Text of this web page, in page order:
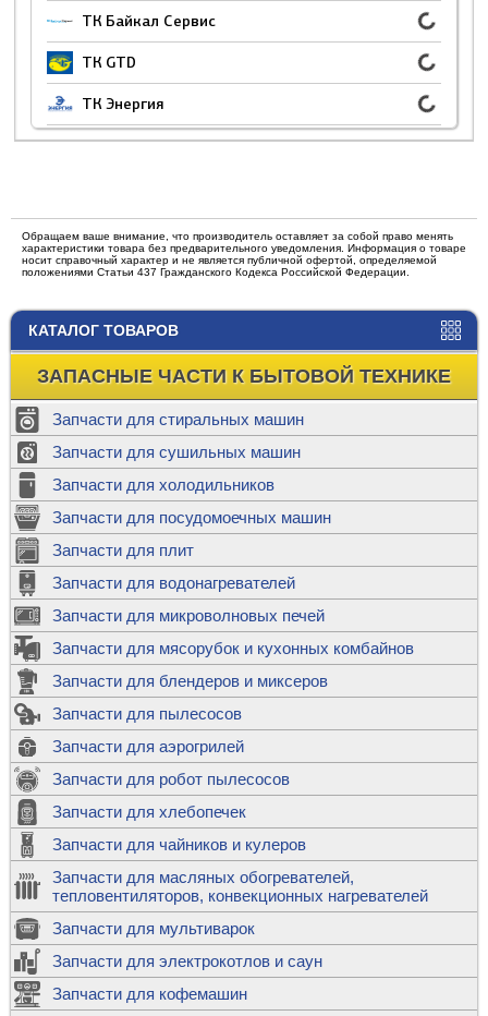
КАТАЛОГ ТОВАРОВ
ЗАПАСНЫЕ ЧАСТИ К БЫТОВОЙ ТЕХНИКЕ
Запчасти для стиральных машин
Запчасти для сушильных машин
Запчасти для холодильников
Запчасти для посудомоечных машин
Запчасти для плит
Запчасти для водонагревателей
Запчасти для микроволновых печей
Запчасти для мясорубок и кухонных комбайнов
Запчасти для блендеров и миксеров
Запчасти для пылесосов
Запчасти для аэрогрилей
Запчасти для робот пылесосов
Запчасти для хлебопечек
Запчасти для чайников и кулеров
Запчасти для масляных обогревателей,
тепловентиляторов, конвекционных нагревателей
Запчасти для мультиварок
Запчасти для электрокотлов и саун
Запчасти для кофемашин
ТК Байкал Сервис
ТК GTD
ТК Энергия
Обращаем ваше внимание, что производитель оставляет за собой право менять
характеристики товара без предварительного уведомления. Информация о товаре
носит справочный характер и не является публичной офертой, определяемой
положениями Статьи 437 Гражданского Кодекса Российской Федерации.